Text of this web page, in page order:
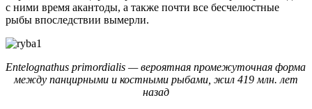
с ними время акантоды, а также почти все бесчелюстные
рыбы впоследствии вымерли.
Entelognathus primordialis — вероятная промежуточная форма
между панцирными и костными рыбами, жил 419 млн. лет
назад